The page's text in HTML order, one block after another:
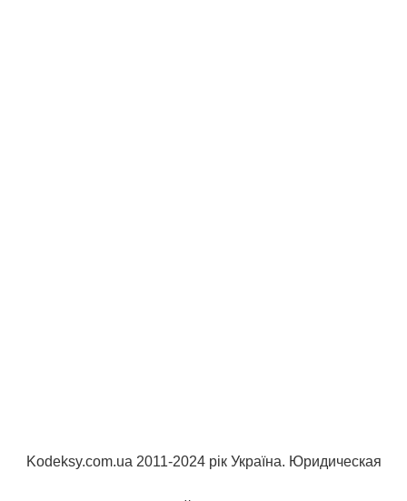
Kodeksy.com.ua 2011-2024 рік Україна. Юридическая